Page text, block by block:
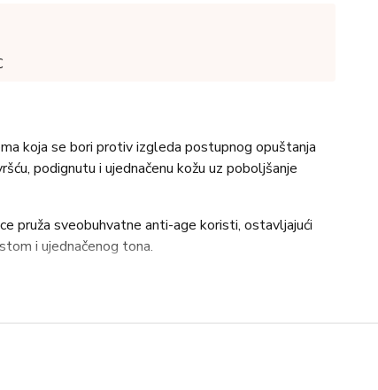
koja se bori protiv izgleda postupnog opuštanja
podignutu i ujednačenu kožu uz poboljšanje
pruža sveobuhvatne anti-age koristi, ostavljajući
i ujednačenog tona.